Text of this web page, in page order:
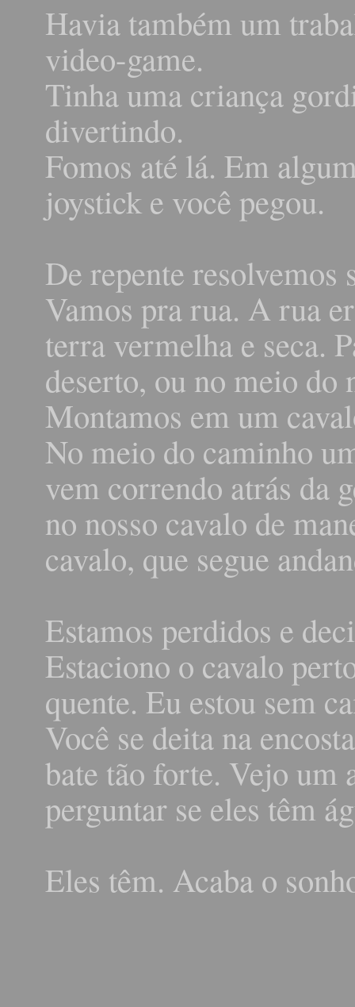
Havia também um
video-game.
Tinha uma criança
divertindo.
Fomos até lá. Em
joystick e você pegou.
De repente resolvemos
Vamos pra rua. A rua
terra vermelha e seca.
deserto, ou no meio do
Montamos em um
No meio do caminho
vem correndo atrás da
no nosso cavalo de
cavalo, que segue
Estamos perdidos e
Estaciono o cavalo
quente. Eu estou sem
Você se deita na
bate tão forte. Vejo um
perguntar se eles têm
Eles têm. Acaba o